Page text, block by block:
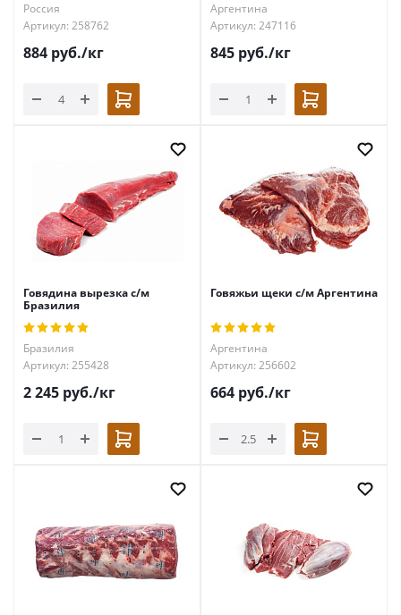
Россия
Артикул: 258762
884 руб./кг
Аргентина
Артикул: 247116
845 руб./кг
Говядина вырезка с/м
Бразилия
Бразилия
Артикул: 255428
2 245 руб./кг
Говяжьи щеки с/м Аргентина
Аргентина
Артикул: 256602
664 руб./кг